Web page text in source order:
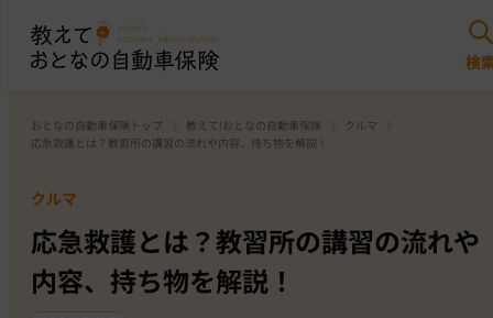
おとなの自動車保険トップ 教えて!おとなの自動車保険
クルマ
応急救護とは？教習所の講習の流れや内容、持ち物を解説！
クルマ
応急救護とは？教習所の講習の流れや
内容、持ち物を解説！